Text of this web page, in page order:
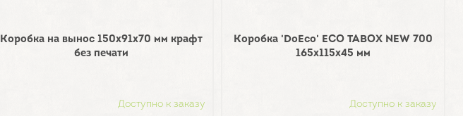
Коробка на вынос 150х91х70 мм крафт
без печати
Доступно к заказу
Коробка 'DoEco' ECO TABOX NEW 700
165х115х45 мм
Доступно к заказу